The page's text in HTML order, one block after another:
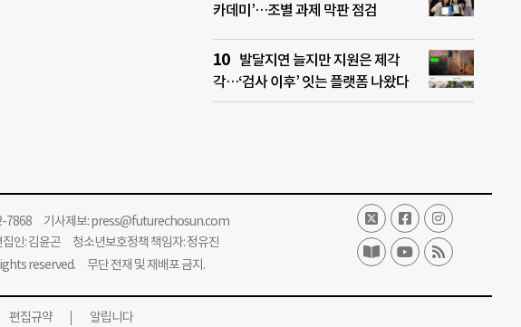
카데미’…조별 과제 막판 점검
발달지연 늘지만 지원은 제각
각…‘검사 이후’ 잇는 플랫폼 나왔다
7868 기사제보:press@futurechosun.com
인: 김윤곤 청소년보호정책 책임자: 정유진
reserved. 무단 전재 및 재배포 금지.
편집규약 알립니다